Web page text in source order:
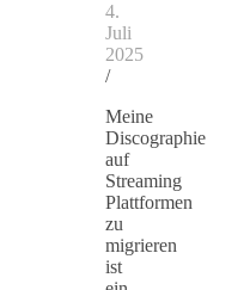
4.
Juli
2025
/
Meine
Discographie
auf
Streaming
Plattformen
zu
migrieren
ist